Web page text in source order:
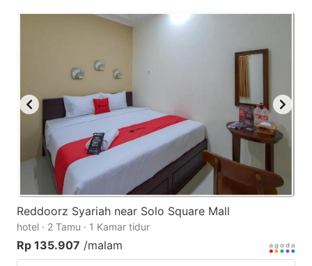
Reddoorz Syariah near Solo Square Mall
hotel · 2 Tamu · 1 Kamar tidur
Rp 135.907 /malam